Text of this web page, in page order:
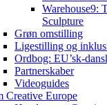
Warehouse9:
Sculpture
Grøn omstilling
Ligestilling og
Ordbog: EU’sk-
Partnerskaber
Videoguides
Creative Europe